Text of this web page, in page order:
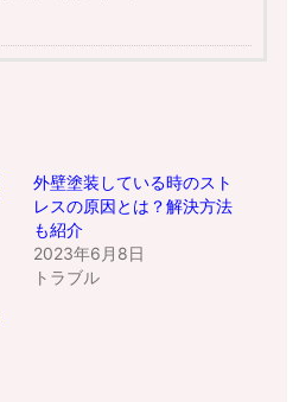
外壁塗装している時のスト
レスの原因とは？解決方法
も紹介
2023年6月8日
トラブル